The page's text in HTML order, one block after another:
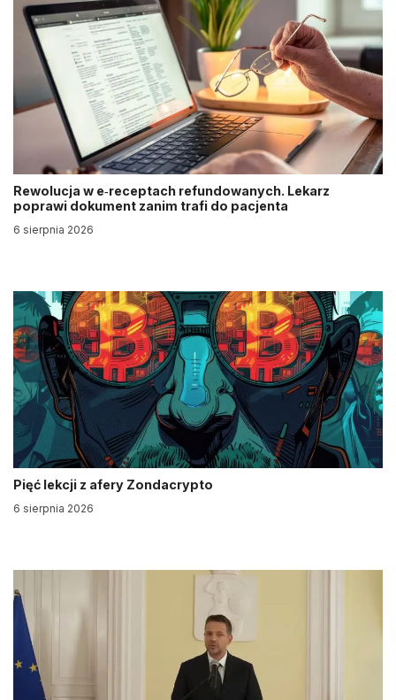
Rewolucja w e‑receptach refundowanych. Lekarz
poprawi dokument zanim trafi do pacjenta
6 sierpnia 2026
Pięć lekcji z afery Zondacrypto
6 sierpnia 2026